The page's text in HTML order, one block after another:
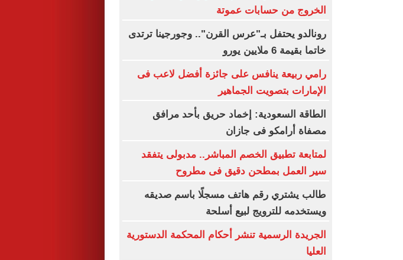
الخروج من حسابات عموتة
رونالدو يحتفل بـ"عرس القرن".. وجورجينا ترتدى
خاتما بقيمة 6 ملايين يورو
رامي ربيعة ينافس على جائزة أفضل لاعب فى
الإمارات بتصويت الجماهير
الطاقة السعودية: إخماد حريق بأحد مرافق
مصفاة أرامكو فى جازان
لمتابعة تطبيق الخصم المباشر.. مدبولى يتفقد
سير العمل بمطحن دقيق فى مطروح
طالب يشتري رقم هاتف مسجلًا باسم صديقه
ويستخدمه للترويج لبيع أسلحة
الجريدة الرسمية تنشر أحكام المحكمة الدستورية
العليا